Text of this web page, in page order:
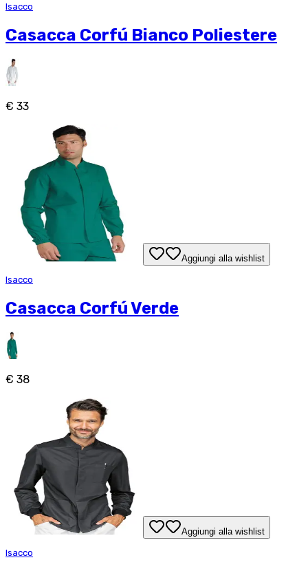
Isacco
Casacca Corfú Bianco Poliestere
€ 33
Aggiungi alla wishlist
Isacco
Casacca Corfú Verde
€ 38
Aggiungi alla wishlist
Isacco